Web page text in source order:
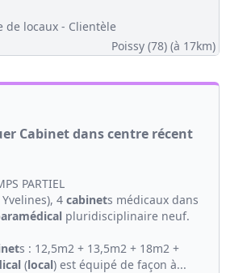
de locaux - Clientèle
Poissy (78) (à 17km)
Cabinet dans centre récent
PARTIEL
4 cabinets médicaux dans
pluridisciplinaire neuf.
s : 12,5m2 + 13,5m2 + 18m2 +
(local) est équipé de façon à...